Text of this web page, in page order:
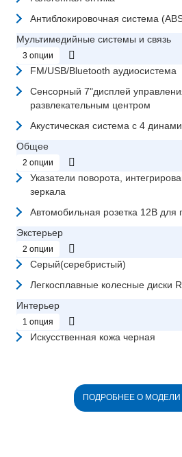
Антиблокировочная система
Мультимедийные системы и связь
3 опции
FM/USB/Bluetooth аудиосистема
Сенсорный 7"дисплей
развлекательным центром
Акустическая система с 4
Общее
2 опции
Указатели поворота,
зеркала
Автомобильная розетка 12В для
Экстерьер
2 опции
Серый(серебристый)
Легкосплавные колесные диски
Интерьер
1 опция
Искусственная кожа черная
ПОДРОБНЕЕ О МОДЕЛИ